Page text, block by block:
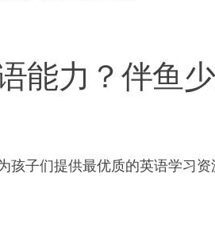
能力？伴鱼
子们提供最优质的英语学习资